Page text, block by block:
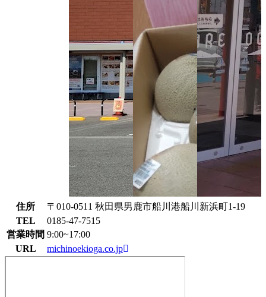
住所
〒010-0511 秋田県男鹿市船川港船川新浜町1-19
TEL
0185-47-7515
営業時間 9:00~17:00
URL
michinoekioga.co.jp